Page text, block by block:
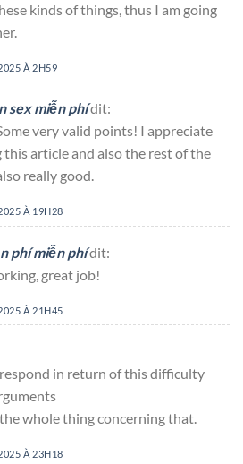
kinds of things, thus I am going
À 2H59
sex miễn phídit:
very valid points! I appreciate
article and also the rest of the
really good.
À 19H28
phí miễn phídit:
great job!
À 21H45
in return of this difficulty
whole thing concerning that.
À 23H18